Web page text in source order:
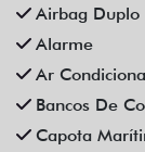
Airbag Duplo
Alarme
Ar
Bancos De
Capota